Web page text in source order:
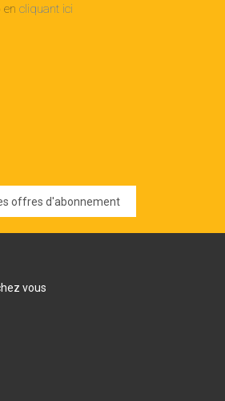
en cliquant ici
offres d'abonnement
vous